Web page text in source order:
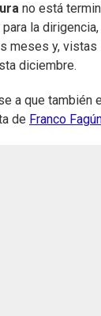
no está
la
meses y,
diciembre.
a que también
de Franco